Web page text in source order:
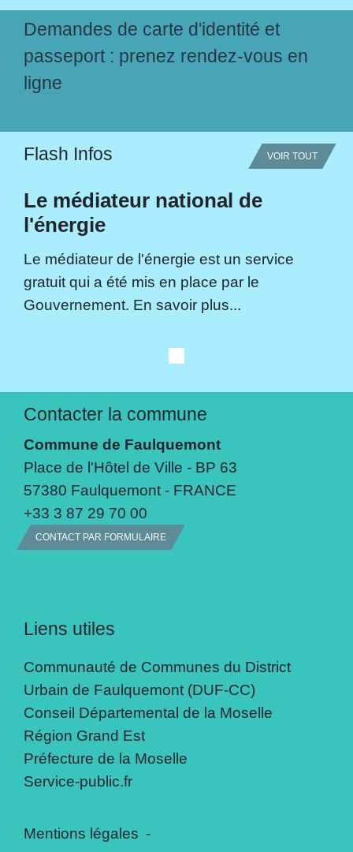
Demandes de carte d'identité et
passeport : prenez rendez-vous en
ligne
Flash Infos VOIR TOUT
Le médiateur national de
l'énergie
Le médiateur de l'énergie est un service
gratuit qui a été mis en place par le
Gouvernement. En savoir plus...
Contacter la commune
Commune de Faulquemont
Place de l'Hôtel de Ville - BP 63
57380 Faulquemont - FRANCE
+33 3 87 29 70 00
CONTACT PAR FORMULAIRE
Liens utiles
Communauté de Communes du District
Urbain de Faulquemont (DUF-CC)
Conseil Départemental de la Moselle
Région Grand Est
Préfecture de la Moselle
Service-public.fr
Mentions légales -